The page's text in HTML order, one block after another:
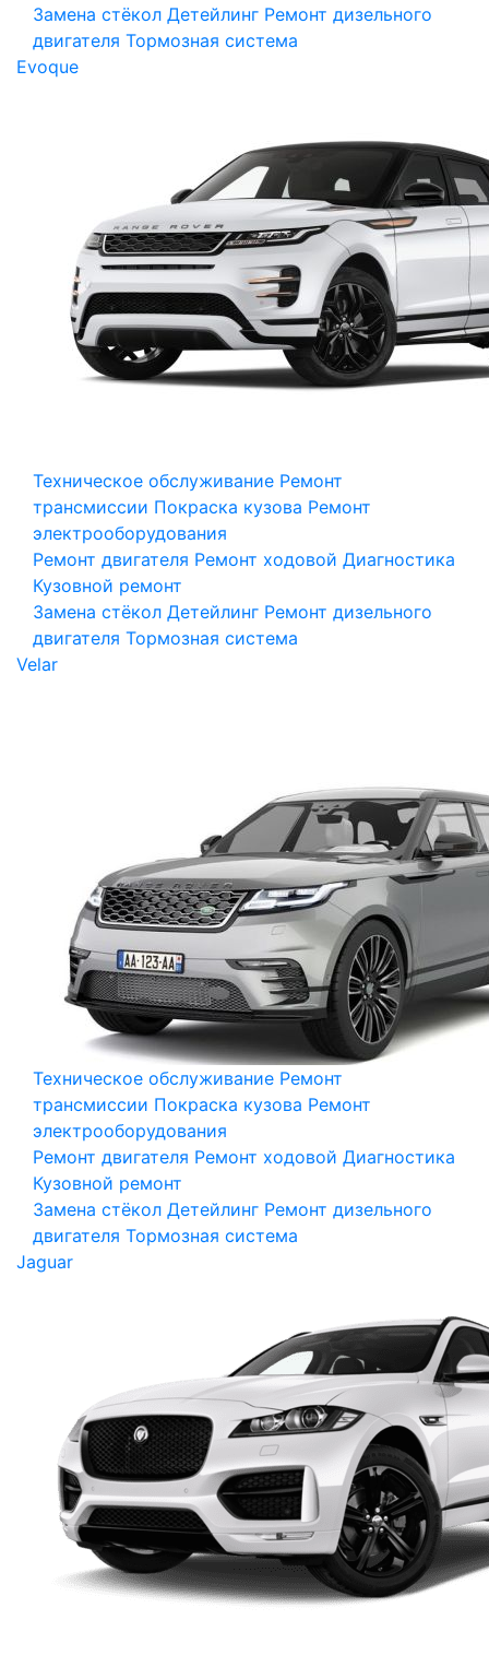
Замена стёкол Детейлинг Ремонт дизельного
двигателя Тормозная система
Evoque
Техническое обслуживание Ремонт
трансмиссии Покраска кузова Ремонт
электрооборудования
Ремонт двигателя Ремонт ходовой Диагностика
Кузовной ремонт
Замена стёкол Детейлинг Ремонт дизельного
двигателя Тормозная система
Velar
Техническое обслуживание Ремонт
трансмиссии Покраска кузова Ремонт
электрооборудования
Ремонт двигателя Ремонт ходовой Диагностика
Кузовной ремонт
Замена стёкол Детейлинг Ремонт дизельного
двигателя Тормозная система
Jaguar